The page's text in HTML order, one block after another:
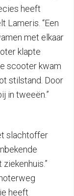
heeft
Lameris. “Een
met elkaar
klapte
scooter kwam
stilstand. Door
in tweeën.”
slachtoffer
heeft